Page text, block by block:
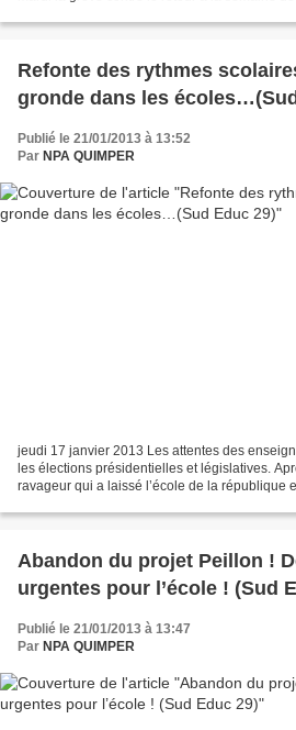
Refonte des rythmes
gronde dans les
Publié le 21/01/2013 à 13:52
Par NPA QUIMPER
jeudi 17 janvier 2013 Les attentes des
les élections présidentielles et législatives.
ravageur qui a laissé l’école de la république
Abandon du projet Peillon !
urgentes pour l’école ! (Sud
Publié le 21/01/2013 à 13:47
Par NPA QUIMPER